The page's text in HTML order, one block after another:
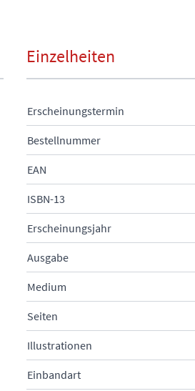
Einzelheiten
Erscheinungstermin
Bestellnummer
EAN
ISBN-13
Erscheinungsjahr
Ausgabe
Medium
Seiten
Illustrationen
Einbandart